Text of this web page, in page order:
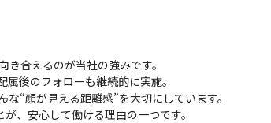
合えるのが当社の強みです。
後のフォローも継続的に実施。
な“顔が見える距離感”を大切にしています。
、安心して働ける理由の一つです。